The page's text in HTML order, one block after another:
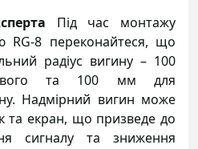
Під час монтажу
RG-8 переконайтеся, що
радіус вигину – 100
та 100 мм для
Надмірний вигин може
та екран, що призведе до
сигналу та зниження